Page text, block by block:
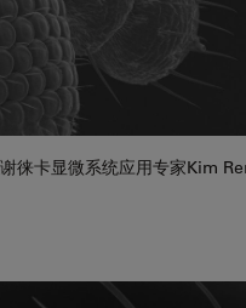
徕卡显微系统应用专家Kim